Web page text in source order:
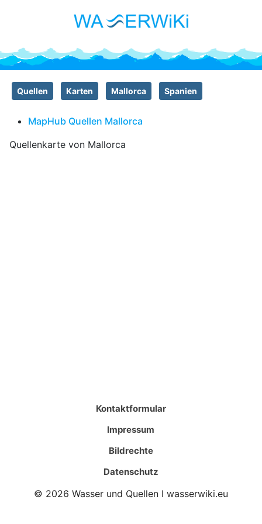
Quellen Karten Mallorca Spanien
MapHub Quellen Mallorca
Quellenkarte von Mallorca
Kontaktformular
Impressum
Bildrechte
Datenschutz
© 2026 Wasser und Quellen I wasserwiki.eu